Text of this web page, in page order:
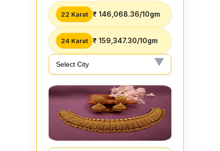
22 Karat ₹ 146,068.36/10gm
24 Karat ₹ 159,347.30/10gm